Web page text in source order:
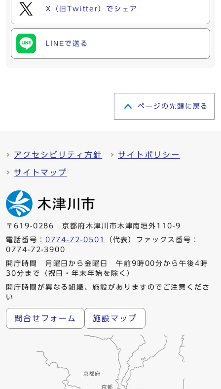
X（旧Twitter）でシェア
LINEで送る
ページの先頭に戻る
アクセシビリティ方針 サイトポリシー
サイトマップ
〒619-0286 京都府木津川市木津南垣外110-9
電話番号： 0774-72-0501
（代表）ファックス番号：
0774-72-3900
開庁時間 月曜日から金曜日 午前9時00分から午後4時
30分まで（祝日・年末年始を除く）
開庁時間が異なる組織、施設がありますのでご注意くださ
い
問合せフォーム 施設マップ